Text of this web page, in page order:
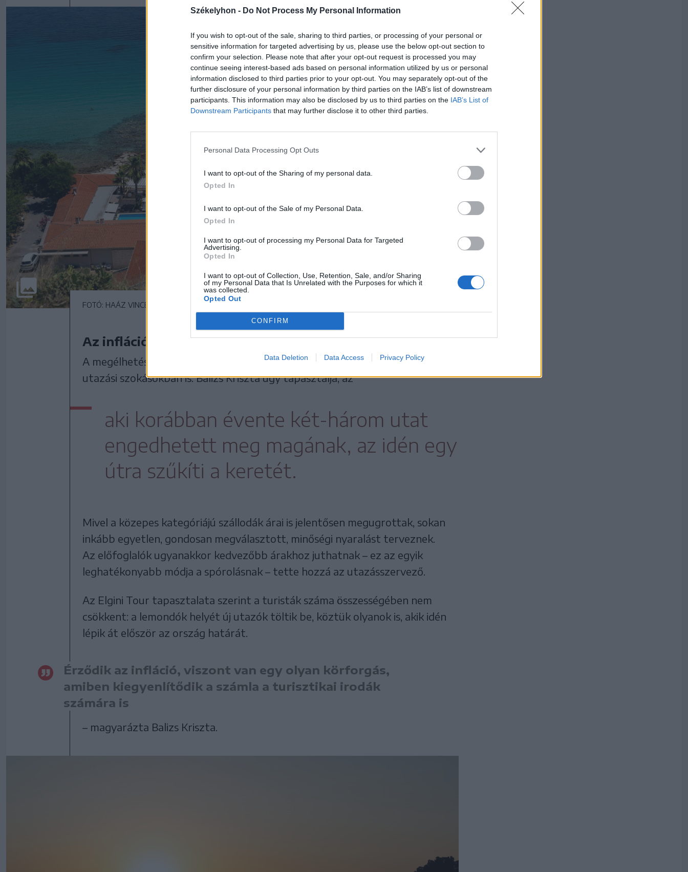
Székelyhon - Do Not Process My Personal Information
If you wish to opt-out of the sale, sharing to third parties, or processing of your personal or
sensitive information for targeted advertising by us, please use the below opt-out section to
confirm your selection. Please note that after your opt-out request is processed you may
continue seeing interest-based ads based on personal information utilized by us or personal
information disclosed to third parties prior to your opt-out. You may separately opt-out of the
further disclosure of your personal information by third parties on the IAB’s list of downstream
participants. This information may also be disclosed by us to third parties on the IAB’s List of
Downstream Participants that may further disclose it to other third parties.
Personal Data Processing Opt Outs
I want to opt-out of the Sharing of my personal data.
Opted In
I want to opt-out of the Sale of my Personal Data.
Opted In
I want to opt-out of processing my Personal Data for Targeted
Advertising.
Opted In
I want to opt-out of Collection, Use, Retention, Sale, and/or Sharing
of my Personal Data that Is Unrelated with the Purposes for which it
was collected.
Opted Out
CONFIRM
Data Deletion Data Access Privacy Policy
FOTÓ: HAÁZ VINCE
Az infláció átrendezi a prioritásokat
A megélhetési költségek és az infláció emelkedése érezteti hatását az
utazási szokásokban is. Balizs Kriszta úgy tapasztalja, az
aki korábban évente két-három utat
engedhetett meg magának, az idén egy
útra szűkíti a keretét.
Mivel a közepes kategóriájú szállodák árai is jelentősen megugrottak, sokan
inkább egyetlen, gondosan megválasztott, minőségi nyaralást terveznek.
Az előfoglalók ugyanakkor kedvezőbb árakhoz juthatnak – ez az egyik
leghatékonyabb módja a spórolásnak – tette hozzá az utazásszervező.
Az Elgini Tour tapasztalata szerint a turisták száma összességében nem
csökkent: a lemondók helyét új utazók töltik be, köztük olyanok is, akik idén
lépik át először az ország határát.
Érződik az infláció, viszont van egy olyan körforgás,
amiben kiegyenlítődik a számla a turisztikai irodák
számára is
– magyarázta Balizs Kriszta.